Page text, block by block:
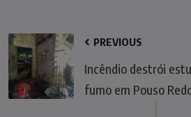
PREVIOUS
Incêndio destrói
fumo em Pouso